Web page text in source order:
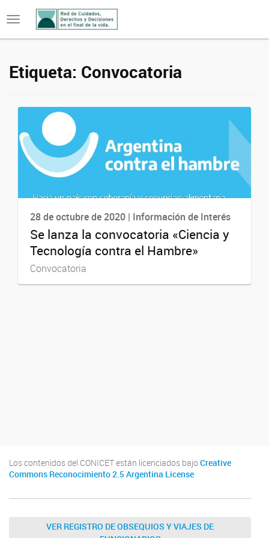
Toggle
navigation
Etiqueta: Convocatoria
28 de octubre de 2020 | Información de Interés
Se lanza la convocatoria «Ciencia y
Tecnología contra el Hambre»
Convocatoria
Los contenidos del CONICET están licenciados bajo Creative
Commons Reconocimiento 2.5 Argentina License
VER REGISTRO DE OBSEQUIOS Y VIAJES DE